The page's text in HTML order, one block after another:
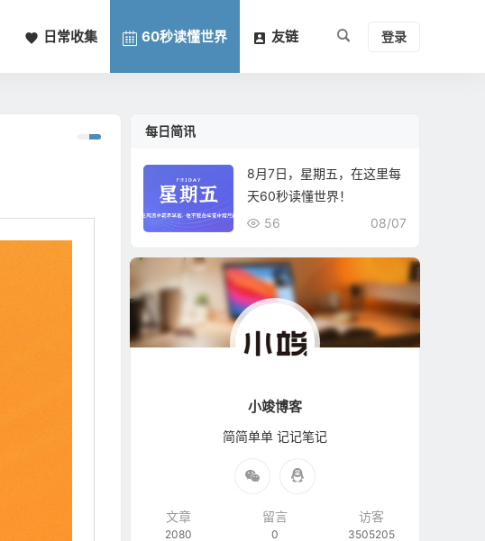
日常收集 60秒读懂世界 友链 登录
每日简讯
8月7日，星期五，在这里每
天60秒读懂世界！
08/07
56
小竣博客
简简单单 记记笔记
文章
2080
留言
0
访客
3505205